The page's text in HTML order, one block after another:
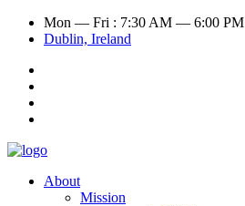
Mon — Fri : 7:30 AM — 6:00 PM
Dublin, Ireland
About
Mission